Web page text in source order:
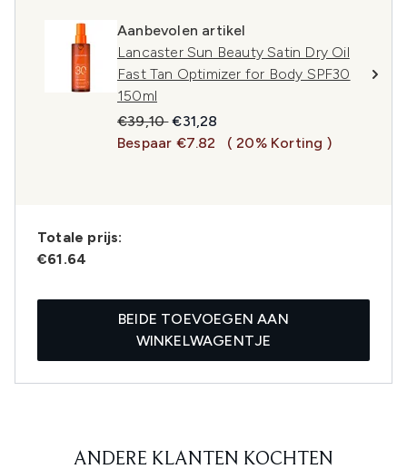
Aanbevolen artikel
Lancaster Sun Beauty Satin Dry Oil
Fast Tan Optimizer for Body SPF30
150ml
Recommended Retail Price:
€39,10Huidige prijs:
€31,28
Bespaar €7.82
( 20% Korting )
Totale prijs:
€61.64
BEIDE TOEVOEGEN AAN
WINKELWAGENTJE
ANDERE KLANTEN KOCHTEN